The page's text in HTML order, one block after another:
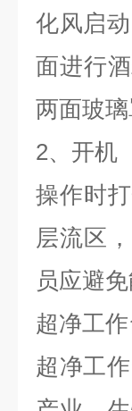
化风启
面进行
两面玻
2、开机
操作时
层流区
员应避
超净工作
超净工